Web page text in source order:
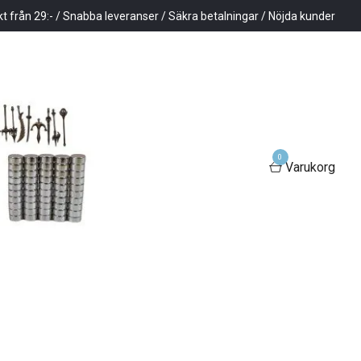
från 29:- / Snabba leveranser / Säkra betalningar / Nöjda kunder
0
Varukorg